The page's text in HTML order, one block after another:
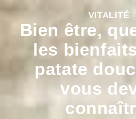
VITALITÉ
Bien être,
les
patate
vous